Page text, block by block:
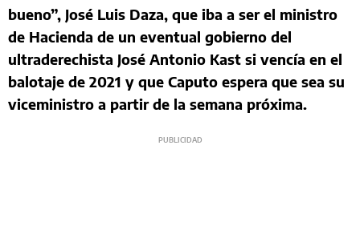
bueno”, José Luis Daza, que iba a ser el ministro
de Hacienda de un eventual gobierno del
ultraderechista José Antonio Kast si vencía en el
balotaje de 2021 y que Caputo espera que sea su
viceministro a partir de la semana próxima.